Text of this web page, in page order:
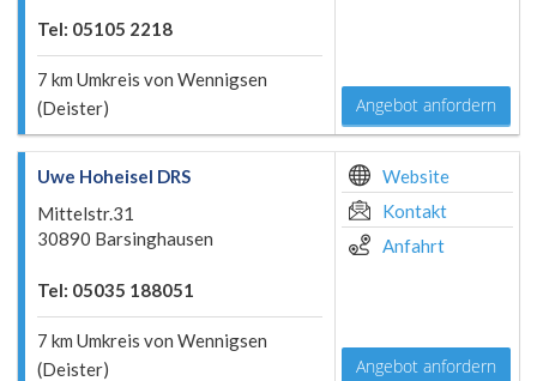
Tel: 05105 2218
7 km Umkreis von Wennigsen
(Deister)
Angebot anfordern
Uwe Hoheisel DRS
Mittelstr.31
30890 Barsinghausen
Tel: 05035 188051
7 km Umkreis von Wennigsen
(Deister)
Website
Kontakt
Anfahrt
Angebot anfordern